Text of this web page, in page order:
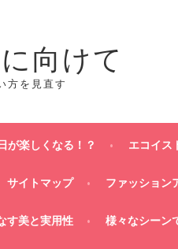
向けて
方を見直す
が楽しくなる！？ エコイス
サイトマップ ファッション
す美と実用性 様々なシーン